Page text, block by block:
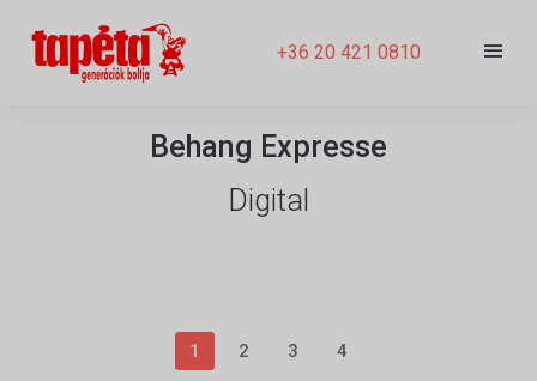
+36 20 421 0810
Behang Expresse
Digital
1 2 3 4